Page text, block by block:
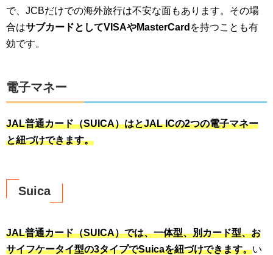
で、JCBだけでの海外旅行は不安な面もあります。その場
合はサブカードとしてVISAやMasterCard を持つことも有
効です。
電子マネー
JAL普通カード（SUICA）はとJAL ICの2つの電子マネー
と紐づけできます。
Suica
JAL普通カード（SUICA）では、一体型、別カード型、お
サイフケータイ型の3タイプでSuicaを紐づけできます。い